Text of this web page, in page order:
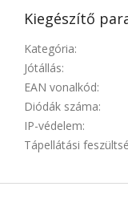
Kiegészítő
Kategória:
Jótállás:
EAN vonalkód:
Diódák száma:
IP-védelem:
Tápellátási
L